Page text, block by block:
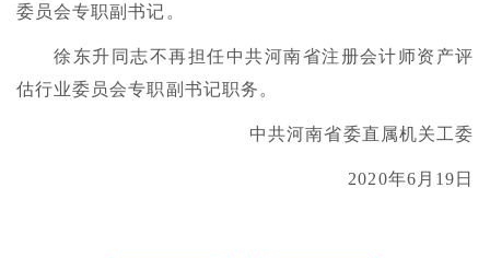
委员会专职副书记。
徐东升同志不再担任中共河南省注册会计师资产评
估行业委员会专职副书记职务。
中共河南省委直属机关工委
2020年6月19日